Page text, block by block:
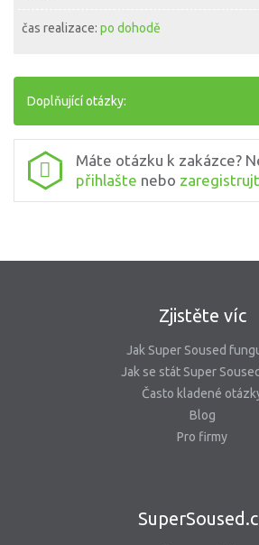
čas realizace:po dohodě
Doplňující otázky:
Máte otázku k zakázce?
přihlašte nebo
Zjistěte víc
Jak Super Soused
Jak se stát Super
Často kladené
Blog
Pro firmy